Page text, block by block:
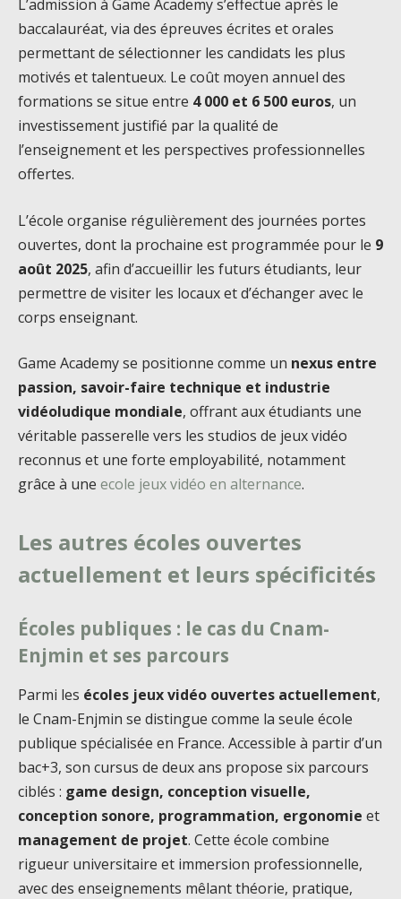
L’admission à Game Academy s’effectue après le
baccalauréat, via des épreuves écrites et orales
permettant de sélectionner les candidats les plus
motivés et talentueux. Le coût moyen annuel des
formations se situe entre 4 000 et 6 500 euros, un
investissement justifié par la qualité de
l’enseignement et les perspectives professionnelles
offertes.
L’école organise régulièrement des journées portes
ouvertes, dont la prochaine est programmée pour le 9
août 2025, afin d’accueillir les futurs étudiants, leur
permettre de visiter les locaux et d’échanger avec le
corps enseignant.
Game Academy se positionne comme un nexus entre
passion, savoir-faire technique et industrie
vidéoludique mondiale, offrant aux étudiants une
véritable passerelle vers les studios de jeux vidéo
reconnus et une forte employabilité, notamment
grâce à une ecole jeux vidéo en alternance.
Les autres écoles ouvertes
actuellement et leurs spécificités
Écoles publiques : le cas du Cnam-
Enjmin et ses parcours
Parmi les écoles jeux vidéo ouvertes actuellement,
le Cnam-Enjmin se distingue comme la seule école
publique spécialisée en France. Accessible à partir d’un
bac+3, son cursus de deux ans propose six parcours
ciblés : game design, conception visuelle,
conception sonore, programmation, ergonomie et
management de projet. Cette école combine
rigueur universitaire et immersion professionnelle,
avec des enseignements mêlant théorie, pratique,